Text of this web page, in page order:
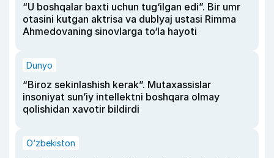
“U boshqalar baxti uchun tug‘ilgan edi”. Bir umr
otasini kutgan aktrisa va dublyaj ustasi Rimma
Ahmedovaning sinovlarga to‘la hayoti
Dunyo
“Biroz sekinlashish kerak”. Mutaxassislar
insoniyat sun’iy intellektni boshqara olmay
qolishidan xavotir bildirdi
O‘zbekiston